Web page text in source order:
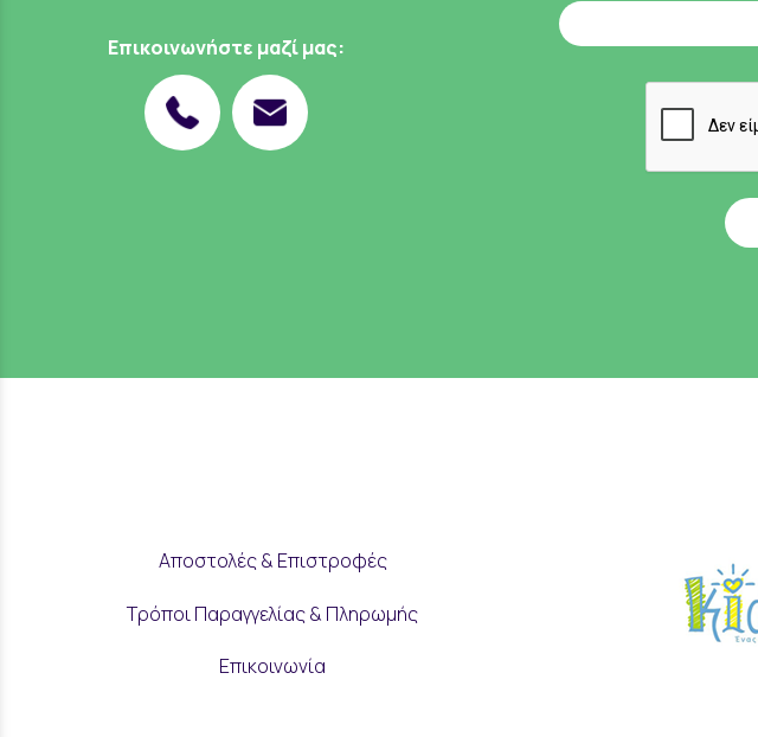
Επικοινωνήστε μαζί μας:
Αποστολές & Επιστροφές
Τρόποι Παραγγελίας & Πληρωμής
Επικοινωνία